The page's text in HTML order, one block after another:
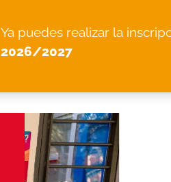
Ya puedes realizar la
2026/2027